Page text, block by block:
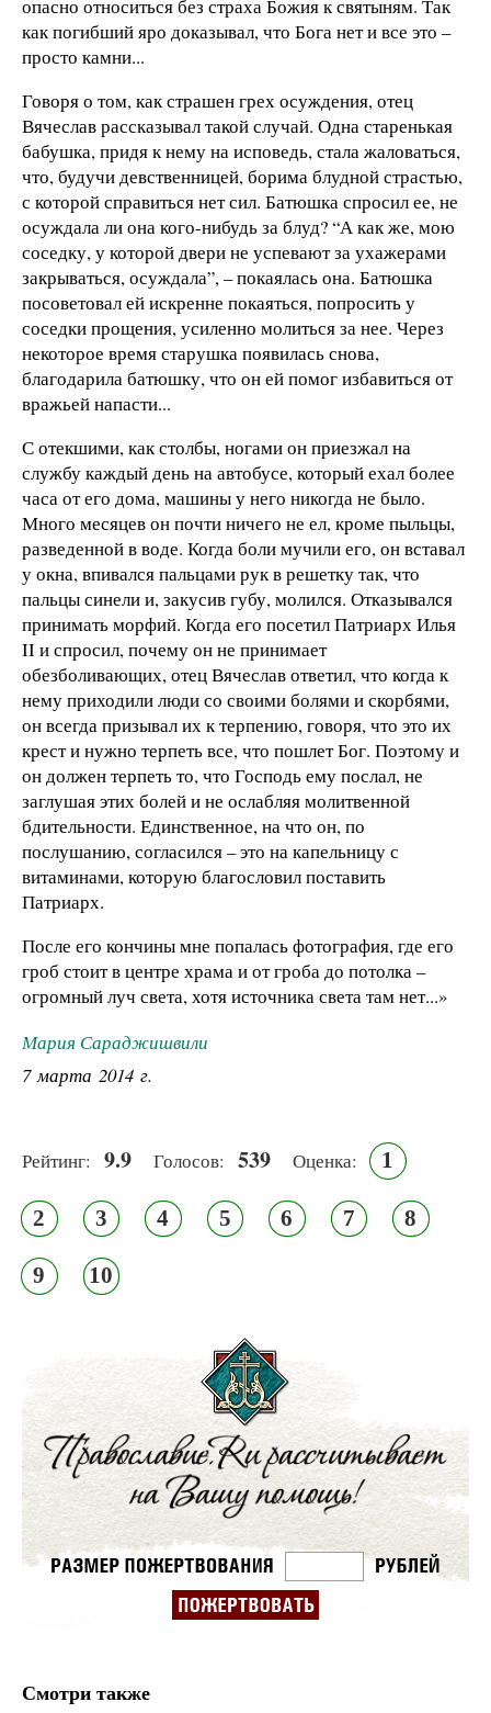
опасно относиться без страха Божия к святыням. Так
как погибший яро доказывал, что Бога нет и все это –
просто камни...
Говоря о том, как страшен грех осуждения, отец
Вячеслав рассказывал такой случай. Одна старенькая
бабушка, придя к нему на исповедь, стала жаловаться,
что, будучи девственницей, борима блудной страстью,
с которой справиться нет сил. Батюшка спросил ее, не
осуждала ли она кого-нибудь за блуд? “А как же, мою
соседку, у которой двери не успевают за ухажерами
закрываться, осуждала”, – покаялась она. Батюшка
посоветовал ей искренне покаяться, попросить у
соседки прощения, усиленно молиться за нее. Через
некоторое время старушка появилась снова,
благодарила батюшку, что он ей помог избавиться от
вражьей напасти...
С отекшими, как столбы, ногами он приезжал на
службу каждый день на автобусе, который ехал более
часа от его дома, машины у него никогда не было.
Много месяцев он почти ничего не ел, кроме пыльцы,
разведенной в воде. Когда боли мучили его, он вставал
у окна, впивался пальцами рук в решетку так, что
пальцы синели и, закусив губу, молился. Отказывался
принимать морфий. Когда его посетил Патриарх Илья
II и спросил, почему он не принимает
обезболивающих, отец Вячеслав ответил, что когда к
нему приходили люди со своими болями и скорбями,
он всегда призывал их к терпению, говоря, что это их
крест и нужно терпеть все, что пошлет Бог. Поэтому и
он должен терпеть то, что Господь ему послал, не
заглушая этих болей и не ослабляя молитвенной
бдительности. Единственное, на что он, по
послушанию, согласился – это на капельницу с
витаминами, которую благословил поставить
Патриарх.
После его кончины мне попалась фотография, где его
гроб стоит в центре храма и от гроба до потолка –
огромный луч света, хотя источника света там нет...»
Мария Сараджишвили
7 марта 2014 г.
Рейтинг: 9.9 Голосов: 539 Оценка: 1
2 3 4 5 6 7 8
9 10
Смотри также